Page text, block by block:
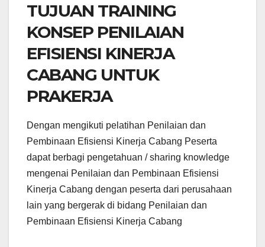
TUJUAN TRAINING
KONSEP PENILAIAN
EFISIENSI KINERJA
CABANG UNTUK
PRAKERJA
Dengan mengikuti pelatihan Penilaian dan
Pembinaan Efisiensi Kinerja Cabang Peserta
dapat berbagi pengetahuan / sharing knowledge
mengenai Penilaian dan Pembinaan Efisiensi
Kinerja Cabang dengan peserta dari perusahaan
lain yang bergerak di bidang Penilaian dan
Pembinaan Efisiensi Kinerja Cabang